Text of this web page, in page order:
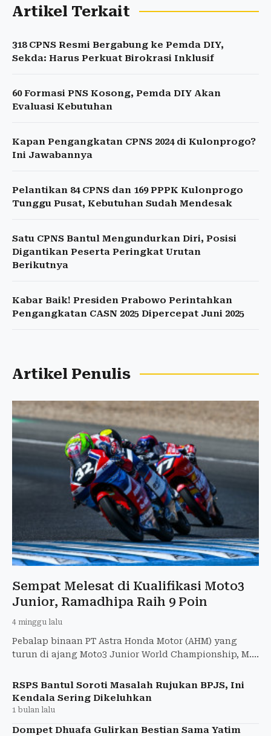
Artikel Terkait
318 CPNS Resmi Bergabung ke Pemda DIY,
Sekda: Harus Perkuat Birokrasi Inklusif
60 Formasi PNS Kosong, Pemda DIY Akan
Evaluasi Kebutuhan
Kapan Pengangkatan CPNS 2024 di Kulonprogo?
Ini Jawabannya
Pelantikan 84 CPNS dan 169 PPPK Kulonprogo
Tunggu Pusat, Kebutuhan Sudah Mendesak
Satu CPNS Bantul Mengundurkan Diri, Posisi
Digantikan Peserta Peringkat Urutan
Berikutnya
Kabar Baik! Presiden Prabowo Perintahkan
Pengangkatan CASN 2025 Dipercepat Juni 2025
Artikel Penulis
Sempat Melesat di Kualifikasi Moto3
Junior, Ramadhipa Raih 9 Poin
4 minggu lalu
Pebalap binaan PT Astra Honda Motor (AHM) yang
turun di ajang Moto3 Junior World Championship, M.
balapan
RSPS Bantul Soroti Masalah Rujukan BPJS, Ini
Kendala Sering Dikeluhkan
1 bulan lalu
Dompet Dhuafa Gulirkan Bestian Sama Yatim